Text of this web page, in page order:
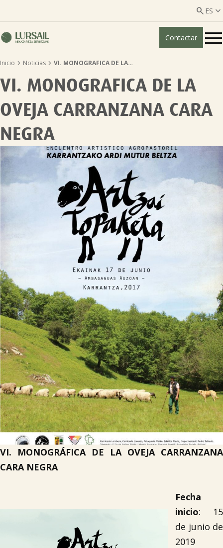
 ES 
ES
Quiénes somos
Servicios ganadería
Servicios agricultura
Entidades asociadas
Tablón de anuncios
Lursail Market
Contactar
Inicio  Noticias  VI. MONOGRAFICA DE LA…
VI. MONOGRAFICA DE LA
OVEJA CARRANZANA CARA
NEGRA
VI. MONOGRÁFICA DE LA OVEJA CARRANZANA
CARA NEGRA
Fecha
inicio: 15
de junio de
2019